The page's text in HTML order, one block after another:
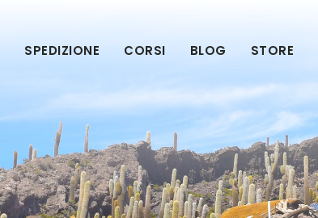
SPEDIZIONE CORSI BLOG STORE